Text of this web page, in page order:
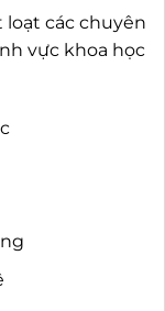
các chuyên
vực khoa học